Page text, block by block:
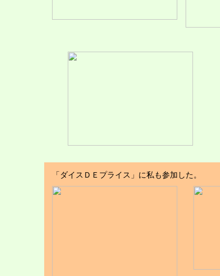
「ダイスＤＥプライス」に私も参加した。